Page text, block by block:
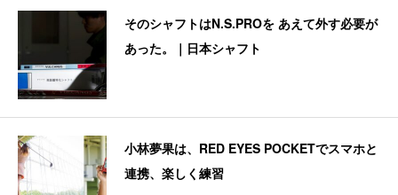
そのシャフトはN.S.PROを あえて外す必要が
あった。｜日本シャフト
小林夢果は、RED EYES POCKETでスマホと
連携、楽しく練習